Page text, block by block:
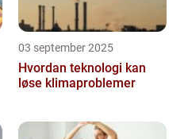
03 september 2025
Hvordan teknologi kan
løse klimaproblemer